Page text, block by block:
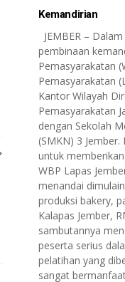
Kemandirian
JEMBER –
pembinaan
Pemasyarakatan
Pemasyarakatan
Kantor Wilayah
Pemasyarakatan
dengan Sekolah
(SMKN) 3
untuk
WBP Lapas
menandai
produksi bakery,
Kalapas Jember,
sambutannya
peserta serius
pelatihan yang
sangat